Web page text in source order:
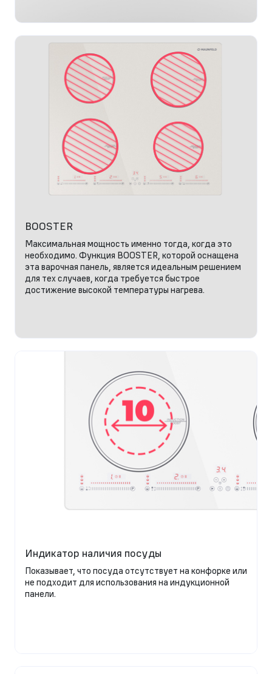
BOOSTER
Максимальная мощность именно тогда, когда это
необходимо. Функция BOOSTER, которой оснащена
эта варочная панель, является идеальным решением
для тех случаев, когда требуется быстрое
достижение высокой температуры нагрева.
Индикатор наличия посуды
Показывает, что посуда отсутствует на конфорке или
не подходит для использования на индукционной
панели.